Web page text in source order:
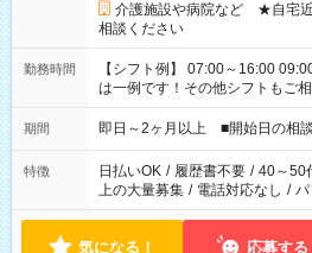
介護施設や病院など ★自宅
相談ください
勤務時間
【シフト例】 07:00～16:00 09:00
は一例です！その他シフトもご相
期間 即日～2ヶ月以上 ■開始日の相談
特徴 日払いOK / 履歴書不要 / 40～50
上の大量募集 / 電話対応なし /
気になる！ 応募する